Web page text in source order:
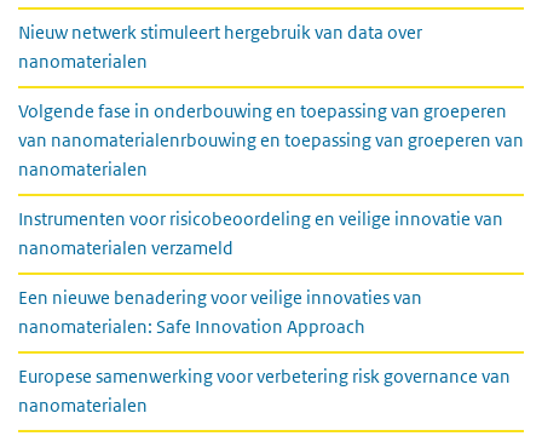
Nieuw netwerk stimuleert hergebruik van data over
nanomaterialen
Volgende fase in onderbouwing en toepassing van groeperen
van nanomaterialenrbouwing en toepassing van groeperen van
nanomaterialen
Instrumenten voor risicobeoordeling en veilige innovatie van
nanomaterialen verzameld
Een nieuwe benadering voor veilige innovaties van
nanomaterialen: Safe Innovation Approach
Europese samenwerking voor verbetering risk governance van
nanomaterialen